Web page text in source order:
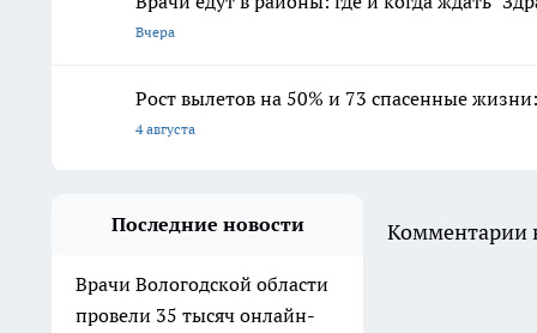
Вчера
Рост вылетов на 50% и 73 спасенные
4 августа
Последние новости
Врачи Вологодской области
провели 35 тысяч онлайн-
Комментарии